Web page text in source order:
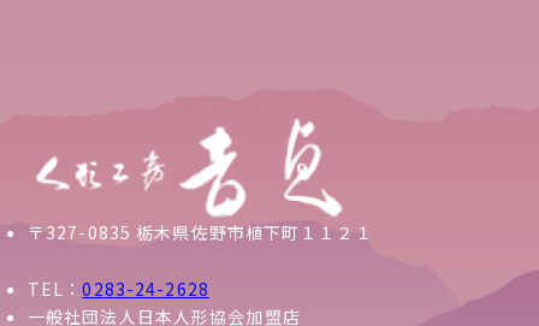
〒327-0835 栃木県佐野市植下町１１２１
TEL：0283-24-2628
一般社団法人日本人形協会加盟店